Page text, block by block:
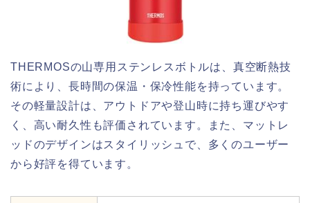
THERMOSの山専用ステンレスボトルは、真空断熱技
術により、長時間の保温・保冷性能を持っています。
その軽量設計は、アウトドアや登山時に持ち運びやす
く、高い耐久性も評価されています。また、マットレ
ッドのデザインはスタイリッシュで、多くのユーザー
から好評を得ています。